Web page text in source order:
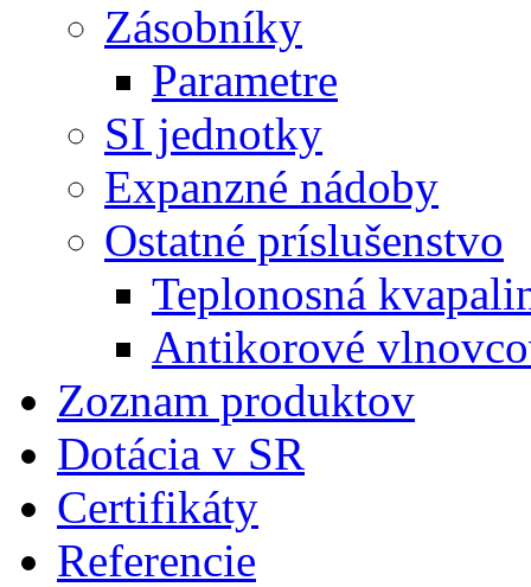
Zásobníky
Parametre
SI jednotky
Expanzné nádoby
Ostatné príslušenstvo
Teplonosná
Antikorové
Zoznam produktov
Dotácia v SR
Certifikáty
Referencie